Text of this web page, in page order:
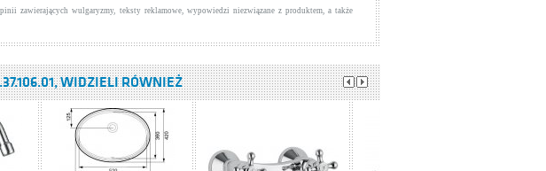
zawierających wulgaryzmy, teksty reklamowe, wypowiedzi niezwiązane z produktem, a także
WIDZIELI RÓWNIEŻ